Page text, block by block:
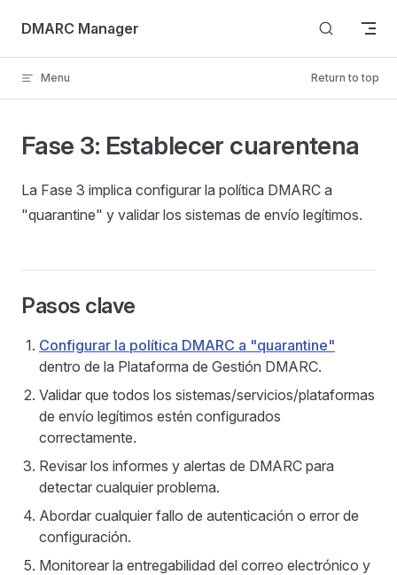
Skip to content
DMARC Manager
Menu Return to top
Fase 3: Establecer cuarentena
La Fase 3 implica configurar la política DMARC a
"quarantine" y validar los sistemas de envío legítimos.
Pasos clave
Configurar la política DMARC a "quarantine"
dentro de la Plataforma de Gestión DMARC.
Validar que todos los sistemas/servicios/plataformas
de envío legítimos estén configurados
correctamente.
Revisar los informes y alertas de DMARC para
detectar cualquier problema.
Abordar cualquier fallo de autenticación o error de
configuración.
Monitorear la entregabilidad del correo electrónico y